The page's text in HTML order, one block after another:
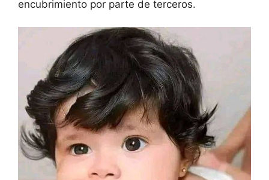
encubrimiento por parte de terceros.